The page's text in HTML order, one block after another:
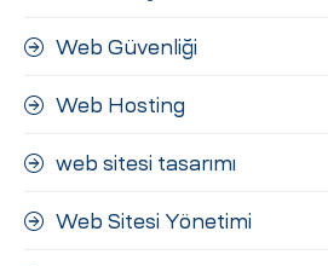
Web Güvenliği
Web Hosting
web sitesi tasarımı
Web Sitesi Yönetimi